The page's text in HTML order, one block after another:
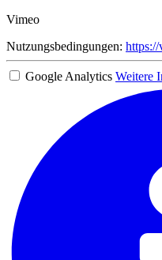
Vimeo
Nutzungsbedingungen:
Google Analytics Weitere